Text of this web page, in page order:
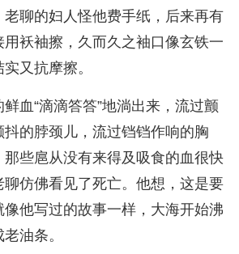
老聊的妇人怪他费手纸，后来再有
袄袖擦，久而久之袖口像玄铁一
又抗摩擦。
血“滴滴答答”地淌出来，流过颤
的脖颈儿，流过铛铛作响的胸
那些扈从没有来得及吸食的血很快
仿佛看见了死亡。他想，这是要
他写过的故事一样，大海开始沸
油条。